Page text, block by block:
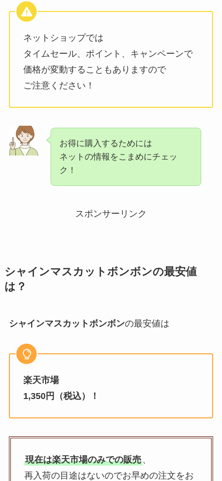
ネットショップでは
タイムセール、ポイント、キャンペーンで
価格が変動することもありますので
ご注意ください！
お得に購入するためには
ネットの情報をこまめにチェッ
ク！
スポンサーリンク
シャインマスカットボンボンの最安値
は？
シャインマスカットボンボンの最安値は
楽天市場
1,350円（税込）！
現在は楽天市場のみでの販売、
再入荷の目途はないのでお早めの注文をお